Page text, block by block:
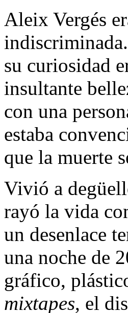
Aleix Vergés
su curiosidad
insultante
con una
estaba
que la muerte
Vivió a
rayó la vida
un desenlace
una noche de
gráfico,
mixtapes, el